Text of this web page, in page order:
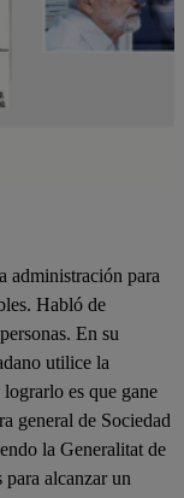
administración para
Habló de
En su
utilice la
es que gane
general de Sociedad
la Generalitat de
alcanzar un